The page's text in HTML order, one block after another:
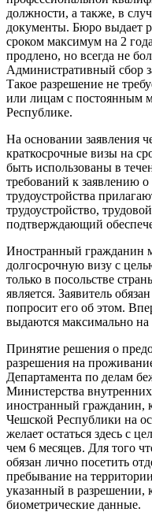
должности, а также, в
документы. Бюро выдает
сроком максимум на 2
продлено, но всегда не
Административный сбор
Такое разрешение не
или лицам с постоянным
Республике.
На основании заявления
краткосрочные визы на
быть использованы в
требований к заявлению
трудоустройства
трудоустройство,
подтверждающий
Иностранный гражданин
долгосрочную визу с
только в посольстве
является. Заявитель
попросит его об этом.
выдаются максимально на
Принятие решения о
разрешения на
Департамента по делам
Министерства
иностранный гражданин,
Чешской Республики на
желает остаться здесь с
чем 6 месяцев. Для того
обязан лично посетить
пребывание на
указанный в разрешении,
биометрические данные.